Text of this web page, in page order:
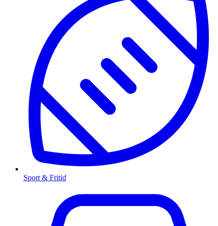
Sport & Fritid